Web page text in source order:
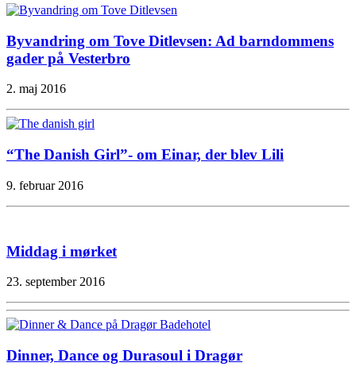
Byvandring om Tove Ditlevsen: Ad barndommens
gader på Vesterbro
2. maj 2016
“The Danish Girl”- om Einar, der blev Lili
9. februar 2016
Middag i mørket
23. september 2016
Dinner, Dance og Durasoul i Dragør